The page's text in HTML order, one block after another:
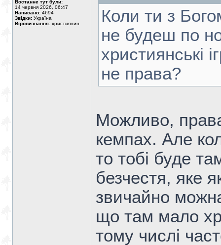
Востаннє тут були:
14 червня 2026, 06:47
Написано: 4694
Звідки: Україна
Віровизнання: християнин
Коли ти з
не будеш по
християнські
не права?
Можливо,
кемпах. Але
то тобі буде
безчестя, яке
звичайно
що там мало
тому числі